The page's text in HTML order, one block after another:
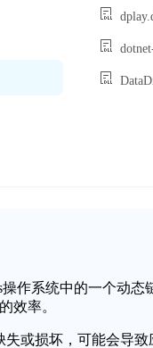
操作系统中的一个动
效率。
失或损坏，可能会导